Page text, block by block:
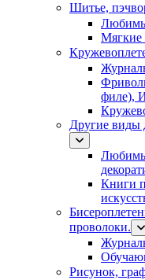
Шитье,
Мягкие
филе),
Другие виды
Книги
проволоки.
Рисунок,